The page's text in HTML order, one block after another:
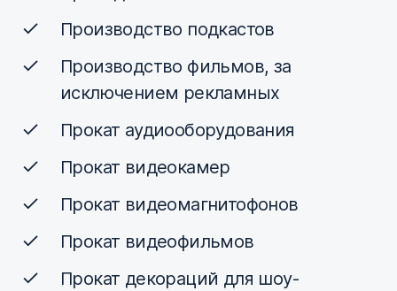
Производство подкастов
Производство фильмов, за
исключением рекламных
Прокат аудиооборудования
Прокат видеокамер
Прокат видеомагнитофонов
Прокат видеофильмов
Прокат декораций для шоу-